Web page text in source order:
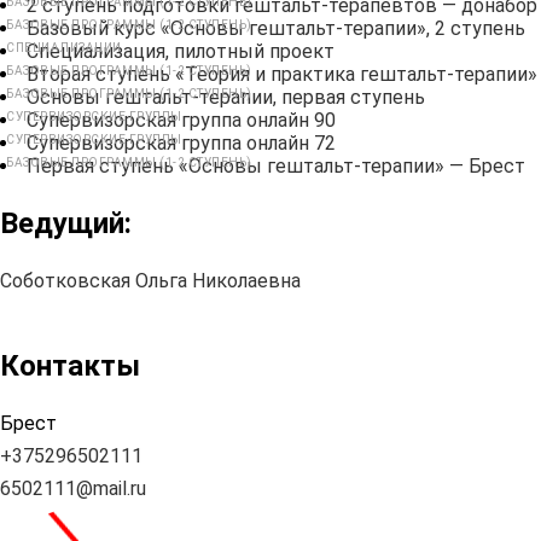
2 ступень подготовки гештальт-терапевтов — донабор
Базовый курс «Основы гештальт-терапии», 2 ступень
БАЗОВЫЕ ПРОГРАММЫ (1-2 СТУПЕНЬ)
Специализация, пилотный проект
СПЕЦИАЛИЗАЦИИ
Вторая ступень «Теория и практика гештальт-терапии»
БАЗОВЫЕ ПРОГРАММЫ (1-2 СТУПЕНЬ)
Основы гештальт-терапии, первая ступень
БАЗОВЫЕ ПРОГРАММЫ (1-2 СТУПЕНЬ)
Супервизорская группа онлайн 90
СУПЕРВИЗОРСКИЕ ГРУППЫ
Супервизорская группа онлайн 72
СУПЕРВИЗОРСКИЕ ГРУППЫ
Первая ступень «Основы гештальт-терапии» — Брест
БАЗОВЫЕ ПРОГРАММЫ (1-2 СТУПЕНЬ)
Ведущий:
Соботковская Ольга Николаевна
Контакты
Брест
+375296502111
6502111@mail.ru